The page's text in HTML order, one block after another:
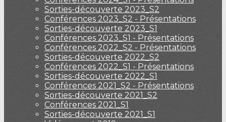
Sorties-découverte 2023_S2
Conférences 2023_S2 - Présentations
Sorties-découverte 2023_S1
Conférences 2023_S1 - Présentations
Conférences 2022_S2 - Présentations
Sorties-découverte 2022_S2
Conférences 2022_S1 - Présentations
Sorties-découverte 2022_S1
Conférences 2021_S2 - Présentations
Sorties-découverte 2021_S2
Conférences 2021_S1
Sorties-découverte 2021_S1